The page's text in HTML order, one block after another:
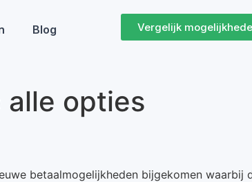
Blog Vergelijk
opties
betaalmogelijkheden bijgekomen waarbij